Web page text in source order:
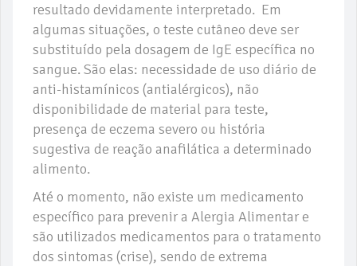
resultado devidamente interpretado. Em
algumas situações, o teste cutâneo deve ser
substituído pela dosagem de IgE específica no
sangue. São elas: necessidade de uso diário de
anti-histamínicos (antialérgicos), não
disponibilidade de material para teste,
presença de eczema severo ou história
sugestiva de reação anafilática a determinado
alimento.
Até o momento, não existe um medicamento
específico para prevenir a Alergia Alimentar e
são utilizados medicamentos para o tratamento
dos sintomas (crise), sendo de extrema